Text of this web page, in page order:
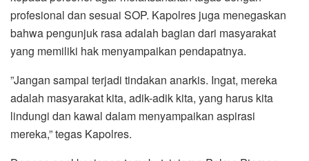
profesional dan sesuai SOP. Kapolres juga menegaskan
bahwa pengunjuk rasa adalah bagian dari masyarakat
yang memiliki hak menyampaikan pendapatnya.
‎”Jangan sampai terjadi tindakan anarkis. Ingat, mereka
adalah masyarakat kita, adik-adik kita, yang harus kita
lindungi dan kawal dalam menyampaikan aspirasi
mereka,” tegas Kapolres.